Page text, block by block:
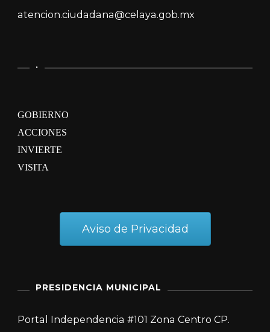
atencion.ciudadana@celaya.gob.mx
.
GOBIERNO
ACCIONES
INVIERTE
VISITA
Aviso de Privacidad
PRESIDENCIA MUNICIPAL
Portal Independencia #101 Zona Centro CP.